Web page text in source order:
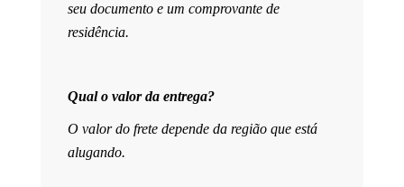
seu documento e um comprovante de
residência.
Qual o valor da entrega?
O valor do frete depende da região que está
alugando.